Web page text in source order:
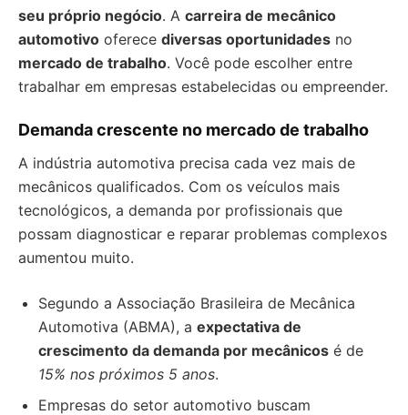
seu próprio negócio. A carreira de mecânico
automotivo oferece diversas oportunidades no
mercado de trabalho. Você pode escolher entre
trabalhar em empresas estabelecidas ou empreender.
Demanda crescente no mercado de trabalho
A indústria automotiva precisa cada vez mais de
mecânicos qualificados. Com os veículos mais
tecnológicos, a demanda por profissionais que
possam diagnosticar e reparar problemas complexos
aumentou muito.
Segundo a Associação Brasileira de Mecânica
Automotiva (ABMA), a expectativa de
crescimento da demanda por mecânicos é de
15% nos próximos 5 anos.
Empresas do setor automotivo buscam